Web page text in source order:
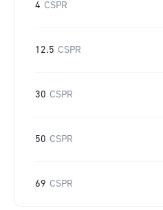
4 CSPR
12.5 CSPR
30 CSPR
50 CSPR
69 CSPR